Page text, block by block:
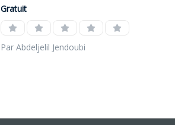
Gratuit
Par Abdeljelil Jendoubi